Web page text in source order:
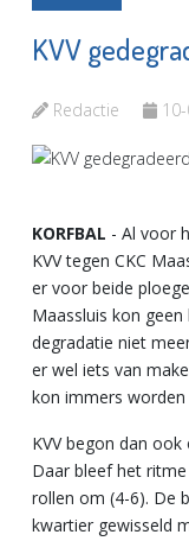
KVV
Redactie
KORFBAL - Al voor
KVV tegen CKC
er voor beide
Maassluis kon
degradatie niet
er wel iets van
kon immers
KVV begon dan
Daar bleef het
rollen om (4-6). De
kwartier gewisseld